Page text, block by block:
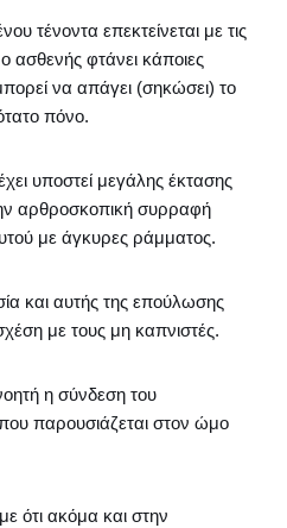
τένοντα επεκτείνεται με τις
ασθενής φτάνει κάποιες
να απάγει (σηκώσει) το
πόνο.
υποστεί μεγάλης έκτασης
αρθροσκοπική συρραφή
με άγκυρες ράμματος.
και αυτής της επούλωσης
με τους μη καπνιστές.
η σύνδεση του
παρουσιάζεται στον ώμο
ότι ακόμα και στην